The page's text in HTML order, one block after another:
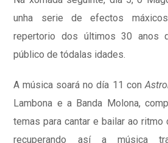
unha serie de efectos
repertorio dos últimos 30 anos
público de tódalas idades.
A música soará no día 11 con
Lambona e a Banda Molona,
temas para cantar e bailar ao
recuperando así a música